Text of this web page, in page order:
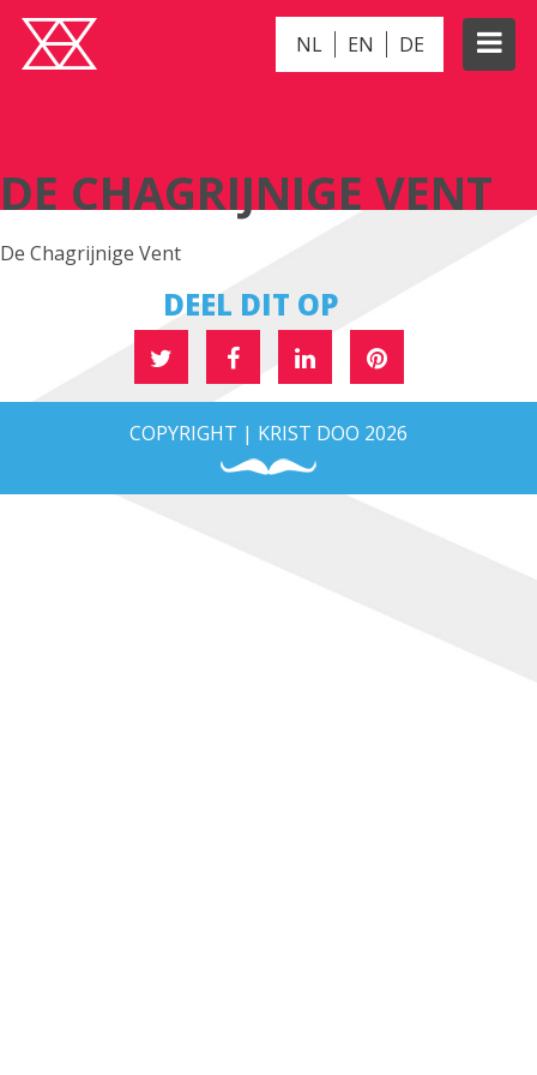
NL EN DE
DE CHAGRIJNIGE VENT
De Chagrijnige Vent
DEEL DIT OP
COPYRIGHT | KRIST DOO 2026